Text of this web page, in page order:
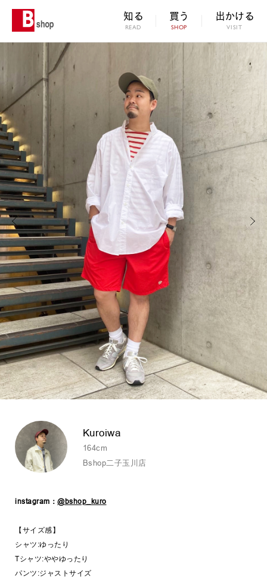
知る
READ
買う
SHOP
出かける
VISIT
Kuroiwa
164cm
Bshop二子玉川店
instagram： @bshop_kuro
【サイズ感】
シャツ:ゆったり
Tシャツ:ややゆったり
パンツ:ジャストサイズ